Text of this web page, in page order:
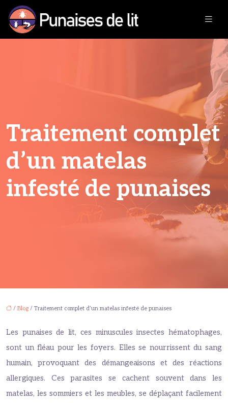
Traitement complet
d’un matelas
infesté de punaises
/ Blog / Traitement complet d’un matelas infesté de punaises
Les punaises de lit, ces minuscules insectes hématophages,
sont un fléau pour les foyers. Elles se nourrissent du sang
humain, provoquant des démangeaisons et des réactions
allergiques. Ces parasites se cachent souvent dans les
matelas, les sommiers et les meubles, se déplaçant facilement